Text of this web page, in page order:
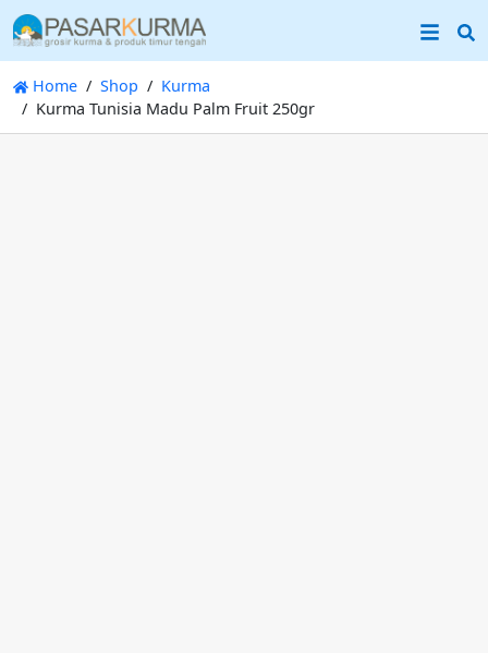
Home Shop
Kurma
Kurma Tunisia Madu Palm Fruit 250gr